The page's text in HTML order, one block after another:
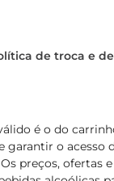
de troca e
é o do
garantir o
preços, ofertas